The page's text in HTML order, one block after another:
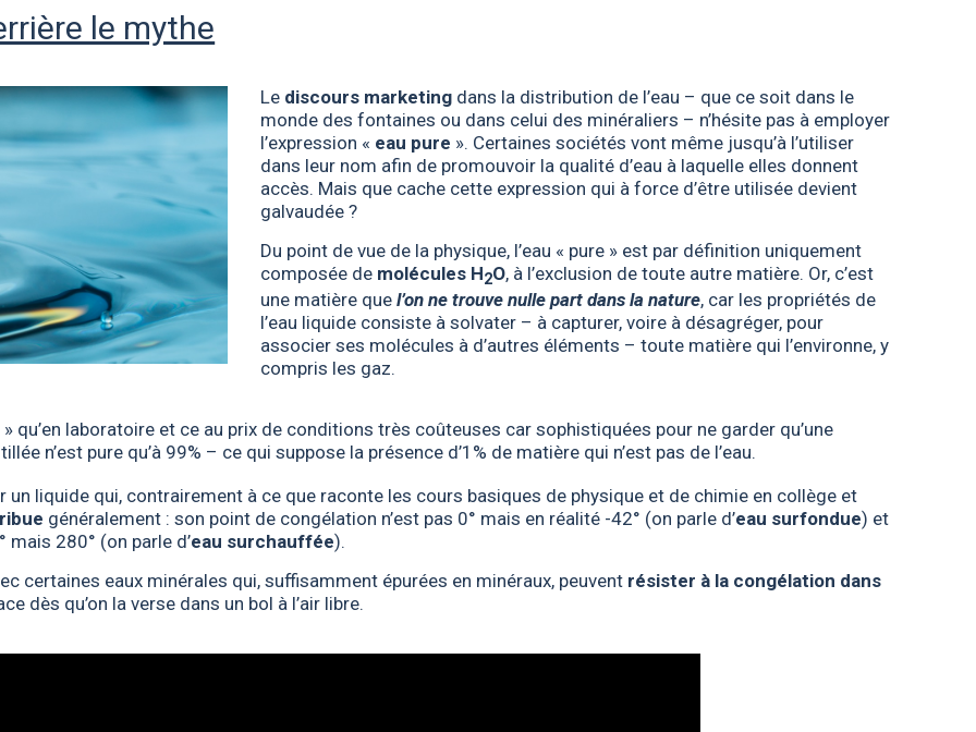
le mythe
Le discours marketingdans la distribution de l’eau – que ce soit dans le
monde des fontaines ou dans celui des minéraliers – n’hésite pas à employer
l’expression « eau pure ». Certaines sociétés vont même jusqu’à l’utiliser
dans leur nom afin de promouvoir la qualité d’eau à laquelle elles donnent
accès. Mais que cache cette expression qui à force d’être utilisée devient
galvaudée ?
Du point de vue de la physique, l’eau « pure » est par définition uniquement
composée de molécules H2O, à l’exclusion de toute autre matière. Or, c’est
une matière que l’on ne trouve nulle part dans la nature, car les propriétés de
l’eau liquide consiste à solvater – à capturer, voire à désagréger, pour
associer ses molécules à d’autres éléments – toute matière qui l’environne, y
compris les gaz.
» qu’en laboratoire et ce au prix de conditions très coûteuses car sophistiquées pour ne garder qu’une
n’est pure qu’à 99% – ce qui suppose la présence d’1% de matière qui n’est pas de l’eau.
un liquide qui, contrairement à ce que raconte les cours basiques de physique et de chimie en collège et
généralement : son point de congélation n’est pas 0° mais en réalité -42° (on parle d’eau surfondue) et
mais 280° (on parle d’eau surchauffée).
certaines eaux minérales qui, suffisamment épurées en minéraux, peuvent résister à la congélation dans
dès qu’on la verse dans un bol à l’air libre.